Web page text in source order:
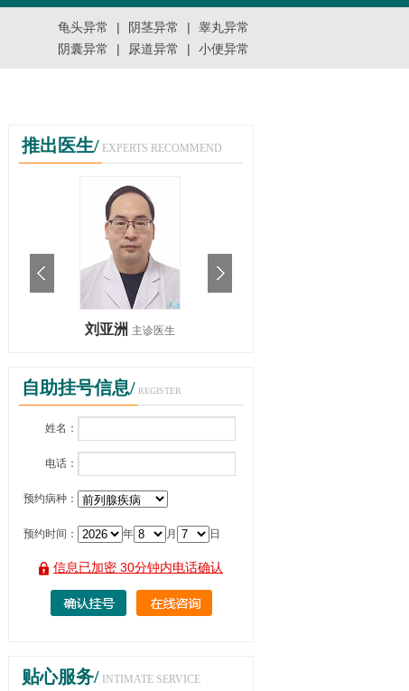
龟头异常 | 阴茎异常 |
睾丸异常
阴囊异常
| 尿道异常 | 小便异常
推出医生/ EXPERTS RECOMMEND
刘亚洲 主诊医生
自助挂号信息/ REGISTER
姓名：
电话：
预约病种：
预约时间： 年 月 日
信息已加密 30分钟内电话确认
贴心服务/ INTIMATE SERVICE